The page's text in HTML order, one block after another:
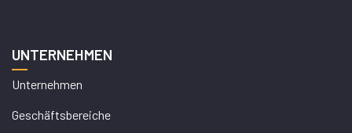
UNTERNEHMEN
Unternehmen
Geschäftsbereiche